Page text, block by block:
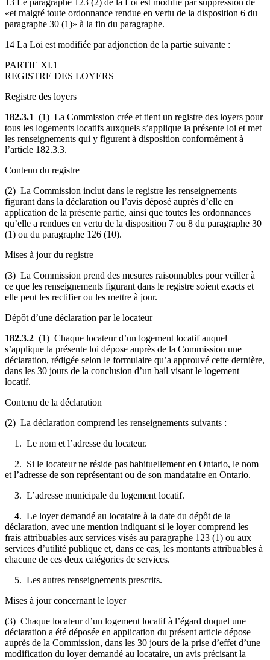
13 Le paragraphe 123 (2) de la Loi est modifié par suppression de
«et malgré toute ordonnance rendue en vertu de la disposition 6 du
paragraphe 30 (1)» à la fin du paragraphe.
14 La Loi est modifiée par adjonction de la partie suivante :
PARTIE XI.1
REGISTRE DES LOYERS
Registre des loyers
182.3.1 (1) La Commission crée et tient un registre des loyers pour
tous les logements locatifs auxquels s’applique la présente loi et met
les renseignements qui y figurent à disposition conformément à
l’article 182.3.3.
Contenu du registre
(2) La Commission inclut dans le registre les renseignements
figurant dans la déclaration ou l’avis déposé auprès d’elle en
application de la présente partie, ainsi que toutes les ordonnances
qu’elle a rendues en vertu de la disposition 7 ou 8 du paragraphe 30
(1) ou du paragraphe 126 (10).
Mises à jour du registre
(3) La Commission prend des mesures raisonnables pour veiller à
ce que les renseignements figurant dans le registre soient exacts et
elle peut les rectifier ou les mettre à jour.
Dépôt d’une déclaration par le locateur
182.3.2 (1) Chaque locateur d’un logement locatif auquel
s’applique la présente loi dépose auprès de la Commission une
déclaration, rédigée selon le formulaire qu’a approuvé cette dernière,
dans les 30 jours de la conclusion d’un bail visant le logement
locatif.
Contenu de la déclaration
(2) La déclaration comprend les renseignements suivants :
1. Le nom et l’adresse du locateur.
2. Si le locateur ne réside pas habituellement en Ontario, le nom
et l’adresse de son représentant ou de son mandataire en Ontario.
3. L’adresse municipale du logement locatif.
4. Le loyer demandé au locataire à la date du dépôt de la
déclaration, avec une mention indiquant si le loyer comprend les
frais attribuables aux services visés au paragraphe 123 (1) ou aux
services d’utilité publique et, dans ce cas, les montants attribuables à
chacune de ces deux catégories de services.
5. Les autres renseignements prescrits.
Mises à jour concernant le loyer
(3) Chaque locateur d’un logement locatif à l’égard duquel une
déclaration a été déposée en application du présent article dépose
auprès de la Commission, dans les 30 jours de la prise d’effet d’une
modification du loyer demandé au locataire, un avis précisant la